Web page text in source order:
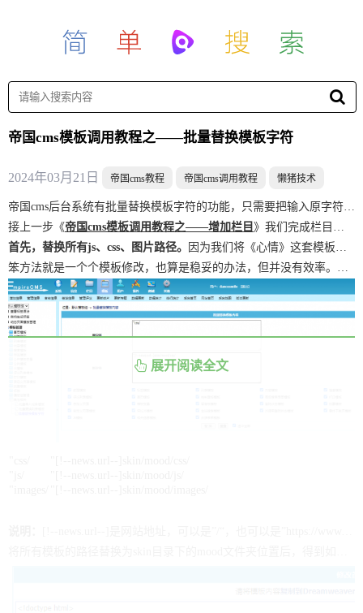
帝国cms模板调用教程之——批量替换模板字符
2024年03月21日 帝国cms教程 帝国cms调用教程 懒猪技术
帝国cms后台系统有批量替换模板字符的功能，只需要把输入原字符和新字符，再勾选应用的模板，就可以实现批量替换。接下来是懒猪模板网整理的关于帝国cms批量替换模板字符的操作方法，供大家参考。
接上一步《帝国cms模板调用教程之——增加栏目 》我们完成栏目搭建后，后面我们就开始正式的使用模板标签。
首先，替换所有js、css、图片路径。
因为我们将《心情》这套模板的静态文件都放到了/skin/mood/文件夹下，路径已经变了，所以，我们要先把js、css、img这些的图片路径换了。
笨方法就是一个个模板修改，也算是稳妥的办法，但并没有效率。所以这里懒猪推荐”
展开阅读全文